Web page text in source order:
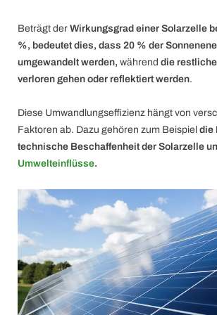
Beträgt der Wirkungsgrad einer Solarzelle
%, bedeutet dies, dass 20 % der
umgewandelt werden, während die
verloren gehen oder reflektiert werden.
Diese Umwandlungseffizienz hängt von
Faktoren ab. Dazu gehören zum Beispiel die
technische Beschaffenheit der Solarzelle
Umwelteinflüsse.